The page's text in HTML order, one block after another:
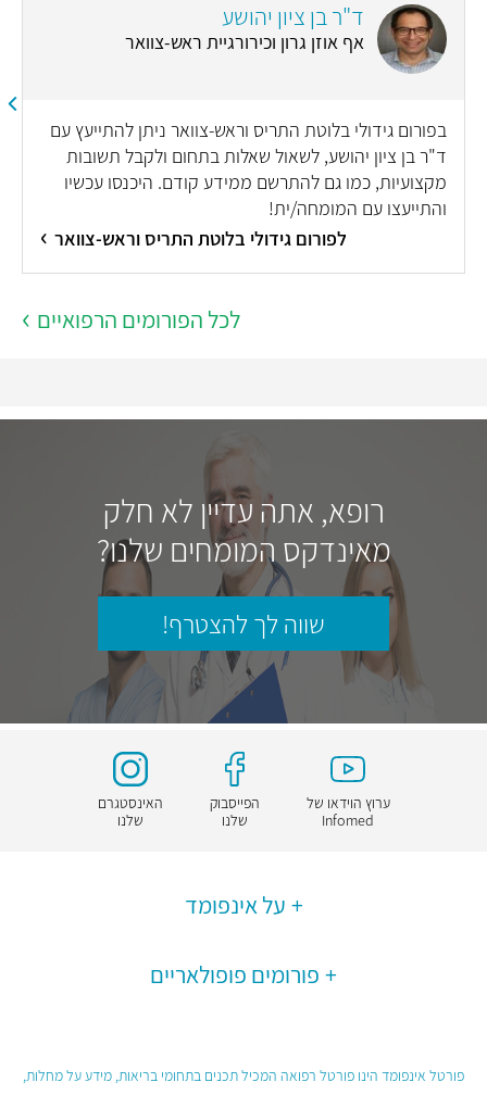
ד"ר בן ציון יהושע
אף אוזן גרון וכירורגיית ראש-צוואר
בפורום גידולי בלוטת התריס וראש-צוואר ניתן להתייעץ עם
ד"ר בן ציון יהושע, לשאול שאלות בתחום ולקבל תשובות
מקצועיות, כמו גם להתרשם ממידע קודם. היכנסו עכשיו
והתייעצו עם המומחה/ית!
לפורום גידולי בלוטת התריס וראש-צוואר
לכל הפורומים הרפואיים
רופא, אתה עדיין לא חלק
מאינדקס המומחים שלנו?
שווה לך להצטרף!
ערוץ הוידאו של
Infomed
הפייסבוק
שלנו
האינסטגרם
שלנו
על אינפומד
פורומים פופולאריים
פורטל אינפומד הינו פורטל רפואה המכיל תכנים בתחומי בריאות, מידע על מחלות,